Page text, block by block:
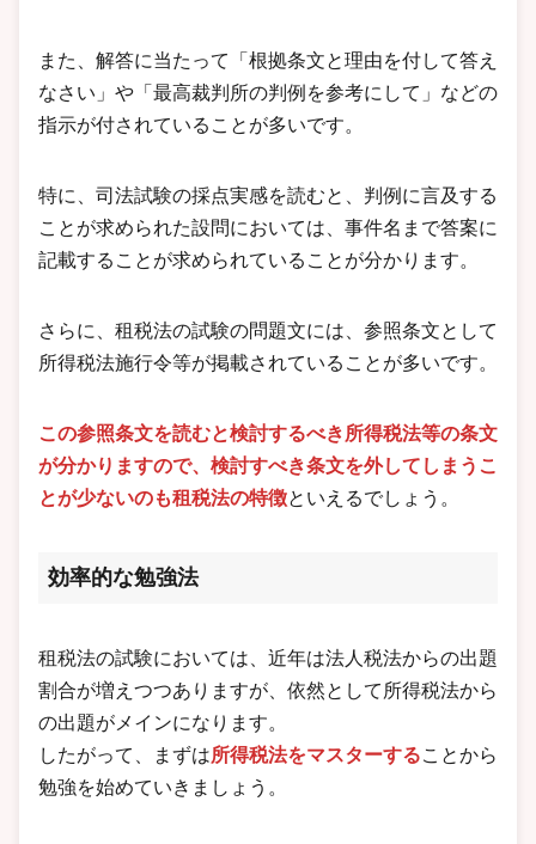
また、解答に当たって「根拠条文と理由を付して答え
なさい」や「最高裁判所の判例を参考にして」などの
指示が付されていることが多いです。
特に、司法試験の採点実感を読むと、判例に言及する
ことが求められた設問においては、事件名まで答案に
記載することが求められていることが分かります。
さらに、租税法の試験の問題文には、参照条文として
所得税法施行令等が掲載されていることが多いです。
この参照条文を読むと検討するべき所得税法等の条文
が分かりますので、検討すべき条文を外してしまうこ
とが少ないのも租税法の特徴といえるでしょう。
効率的な勉強法
租税法の試験においては、近年は法人税法からの出題
割合が増えつつありますが、依然として所得税法から
の出題がメインになります。
したがって、まずは所得税法をマスターすることから
勉強を始めていきましょう。